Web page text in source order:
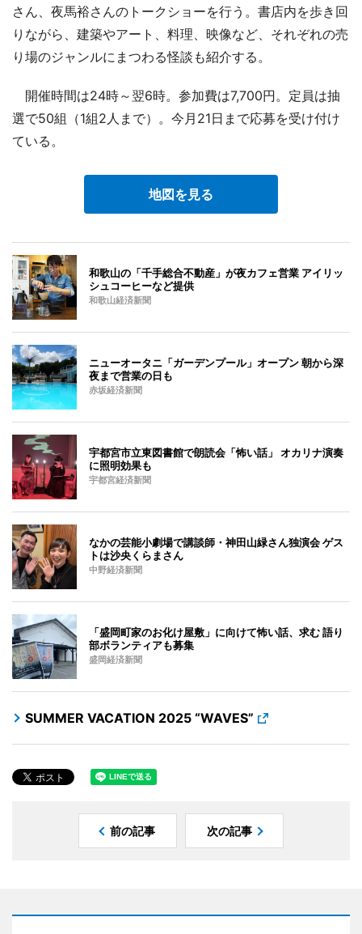
さん、夜馬裕さんのトークショーを行う。書店内を歩き回
りながら、建築やアート、料理、映像など、それぞれの売
り場のジャンルにまつわる怪談も紹介する。
開催時間は24時～翌6時。参加費は7,700円。定員は抽
選で50組（1組2人まで）。今月21日まで応募を受け付け
ている。
地図を見る
和歌山の「千手総合不動産」が夜カフェ営業 アイリッ
シュコーヒーなど提供
和歌山経済新聞
ニューオータニ「ガーデンプール」オープン 朝から深
夜まで営業の日も
赤坂経済新聞
宇都宮市立東図書館で朗読会「怖い話」 オカリナ演奏
に照明効果も
宇都宮経済新聞
なかの芸能小劇場で講談師・神田山緑さん独演会 ゲス
トは沙央くらまさん
中野経済新聞
「盛岡町家のお化け屋敷」に向けて怖い話、求む 語り
部ボランティアも募集
盛岡経済新聞
SUMMER VACATION 2025 “WAVES”
前の記事 次の記事